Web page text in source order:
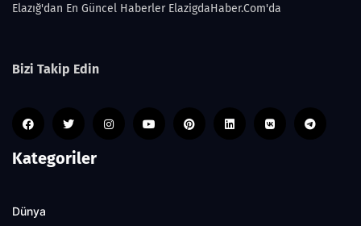
Elazığ'dan En Güncel Haberler ElazigdaHaber.Com'da
Bizi Takip Edin
Kategoriler
Dünya